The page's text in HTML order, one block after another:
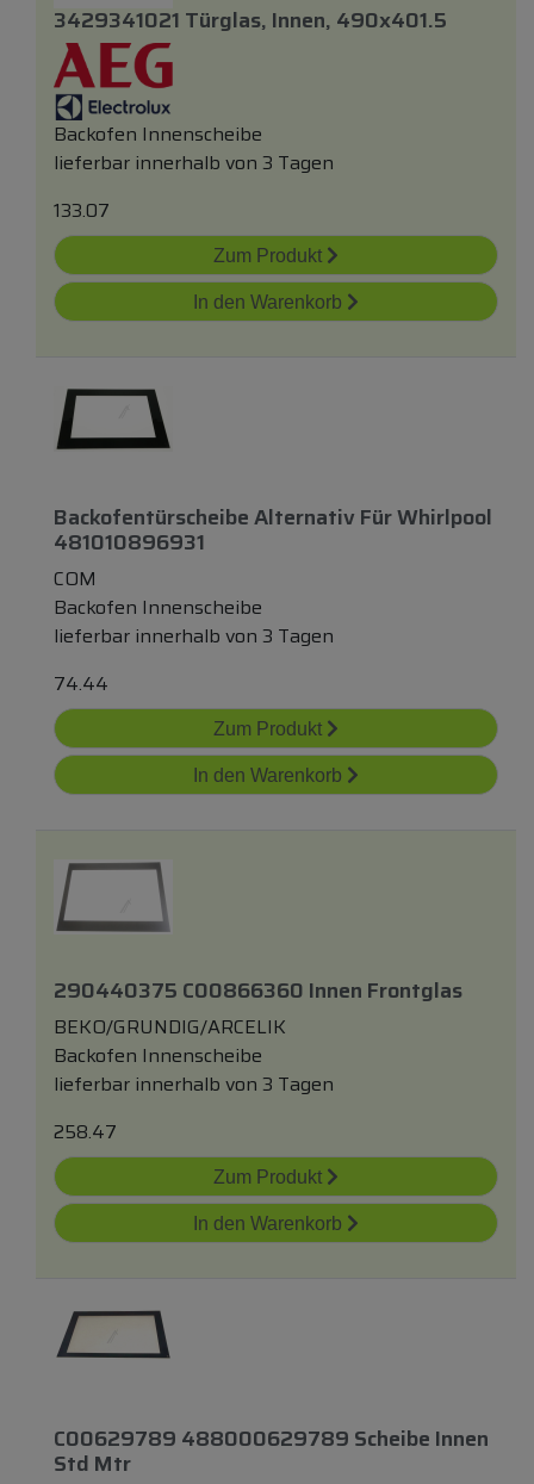
3429341021 Türglas, Innen, 490x401.5
Backofen Innenscheibe
lieferbar innerhalb von 3 Tagen
133.07
Zum Produkt
In den Warenkorb
Backofentürscheibe Alternativ Für Whirlpool
481010896931
COM
Backofen Innenscheibe
lieferbar innerhalb von 3 Tagen
74.44
Zum Produkt
In den Warenkorb
290440375 C00866360 Innen Frontglas
BEKO/GRUNDIG/ARCELIK
Backofen Innenscheibe
lieferbar innerhalb von 3 Tagen
258.47
Zum Produkt
In den Warenkorb
C00629789 488000629789 Scheibe Innen
Std Mtr